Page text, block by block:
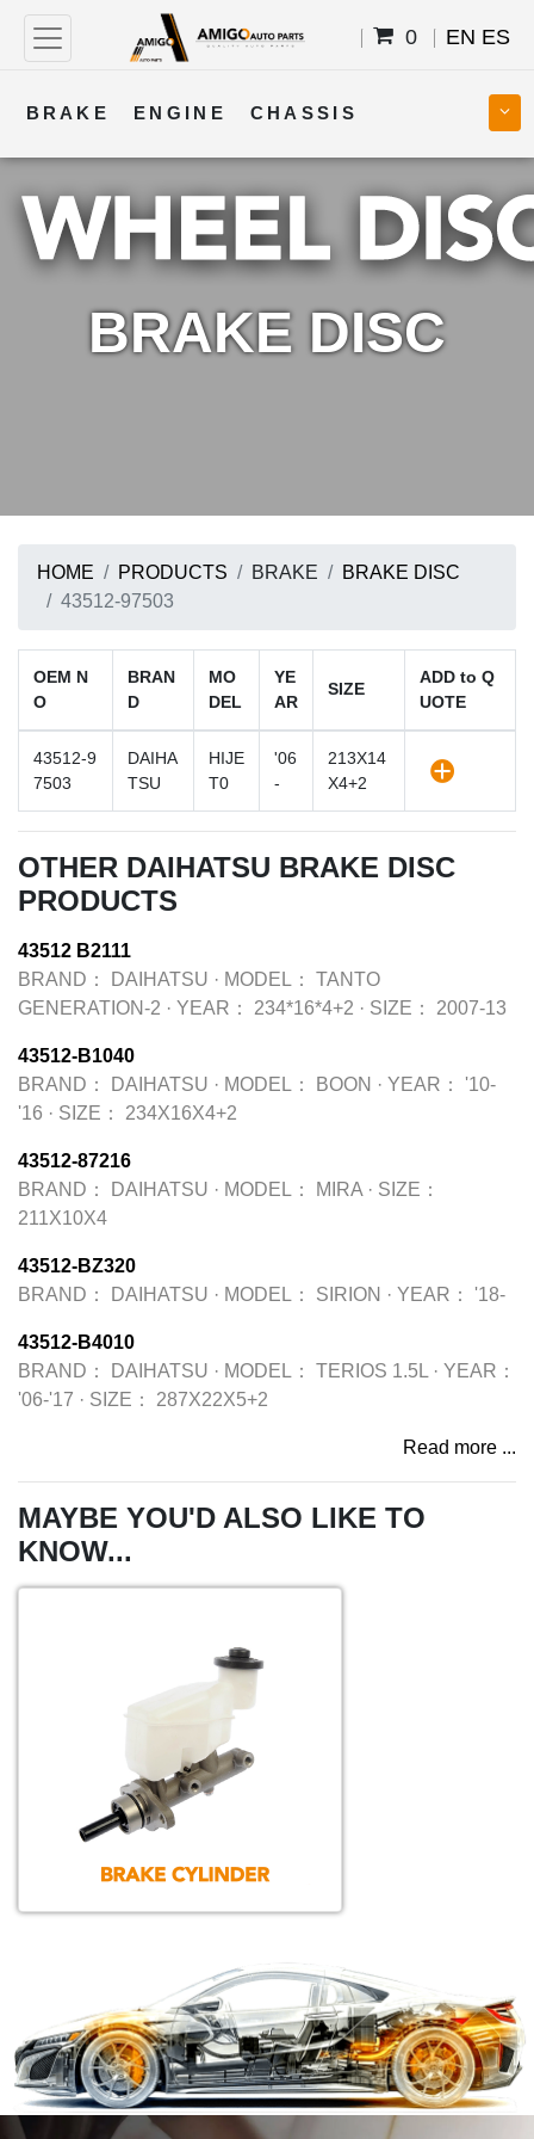
0 EN ES
BRAKE ENGINE CHASSIS
COOLING STEERING BODY
TRANSMISSION FUEL ELECTRICAL
BRAKE DISC
HOME PRODUCTS BRAKE
BRAKE DISC
43512-97503
OEM N
O
BRAN
D
MO
DEL
YE
AR
SIZE
ADD to Q
UOTE
43512-9
7503
DAIHA
TSU
HIJE
T0
'06
-
213X14
X4+2
OTHER DAIHATSU BRAKE DISC
PRODUCTS
43512 B2111
BRAND：
DAIHATSU · MODEL：
TANTO
GENERATION-2 · YEAR： 234*16*4+2 · SIZE： 2007-13
43512-B1040
BRAND：
DAIHATSU · MODEL： BOON · YEAR：
'10-
'16 · SIZE： 234X16X4+2
43512-87216
BRAND：
DAIHATSU · MODEL： MIRA · SIZE：
211X10X4
43512-BZ320
BRAND：
DAIHATSU · MODEL： SIRION · YEAR： '18-
43512-B4010
BRAND：
DAIHATSU · MODEL： TERIOS 1.5L · YEAR：
'06-'17 · SIZE： 287X22X5+2
Read more ...
MAYBE YOU'D ALSO LIKE TO
KNOW...